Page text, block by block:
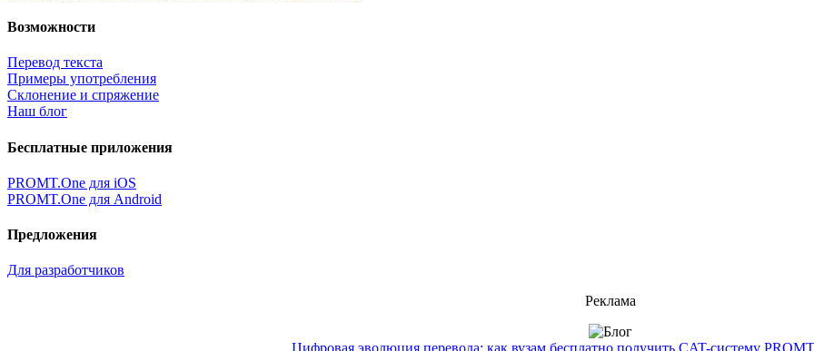
Возможности
Перевод текста
Примеры употребления
Склонение и спряжение
Наш блог
Бесплатные приложения
PROMT.One для iOS
PROMT.One для Android
Предложения
Для разработчиков
Реклама